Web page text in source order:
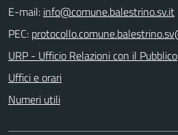
E-mail:
PEC:
URP - Ufficio Relazioni con il Pubblico
Uffici e orari
Numeri utili